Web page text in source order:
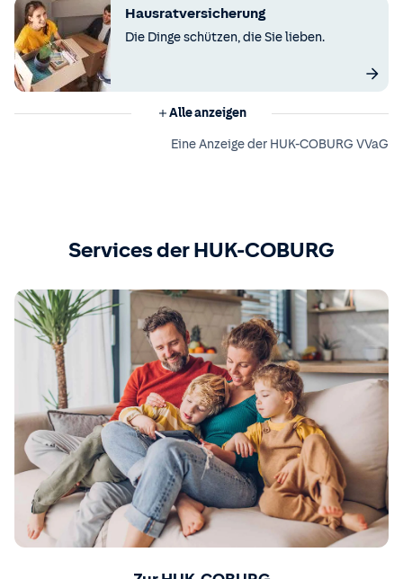
Hausratversicherung
Die Dinge schützen, die Sie lieben.
Alle anzeigen
Eine Anzeige der HUK-COBURG VVaG
Services der HUK-COBURG